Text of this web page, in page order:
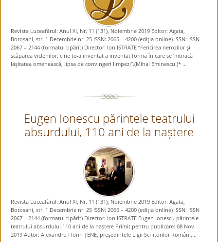
Revista Luceafărul: Anul XI, Nr. 11 (131), Noiembrie 2019 Editor: Agata,
Botoșani, str. 1 Decembrie nr. 25 ISSN: 2065 – 4200 (ediţia online) ISSN: ISSN
2067 – 2144 (formatul tipărit) Director: Ion ISTRATE “Fericirea nerozilor şi
scăparea viclenilor, cine te-a inventat a inventat forma în care se ‘mbracă
laşitatea omenească, lipsa de convingeri limpezi”.(Mihai Eminescu )* ...
Eugen Ionescu părintele teatrului
absurdului, 110 ani de la naștere
Revista Luceafărul: Anul XI, Nr. 11 (131), Noiembrie 2019 Editor: Agata,
Botoșani, str. 1 Decembrie nr. 25 ISSN: 2065 – 4200 (ediţia online) ISSN: ISSN
2067 – 2144 (formatul tipărit) Director: Ion ISTRATE Eugen Ionescu părintele
teatrului absurdului 110 ani de la naștere Primit pentru publicare: 08 Nov.
2019 Autor: Alexandru Florin ȚENE, președintele Ligii Scriitorilor Români,...